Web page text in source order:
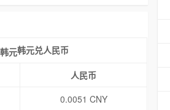
韩元兑人民币
人民币
0.0051 CNY